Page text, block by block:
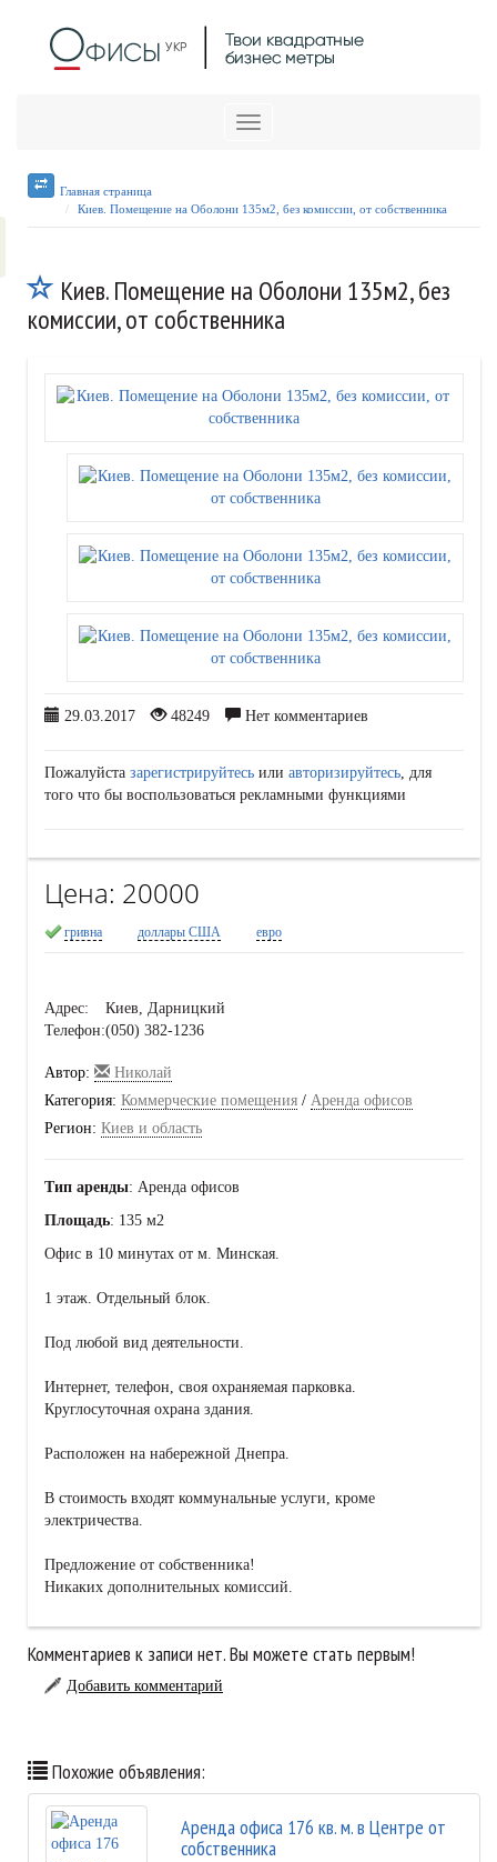
Меню
Главная страница
Киев. Помещение на Оболони 135м2, без комиссии, от собственника
Киев. Помещение на Оболони 135м2, без
комиссии, от собственника
29.03.2017 48249 Нет комментариев
Пожалуйста зарегистрируйтесь или авторизируйтесь, для
того что бы воспользоваться рекламными функциями
Цена: 20000
гривна доллары США евро
Адрес:
Киев, Дарницкий
Телефон:(050) 382-1236
Автор:
Николай
Категория: Коммерческие помещения / Аренда офисов
Регион: Киев и область
Тип аренды: Аренда офисов
Площадь: 135 м2
Офис в 10 минутах от м. Минская.
1 этаж. Отдельный блок.
Под любой вид деятельности.
Интернет, телефон, своя охраняемая парковка.
Круглосуточная охрана здания.
Расположен на набережной Днепра.
В стоимость входят коммунальные услуги, кроме
электричества.
Предложение от собственника!
Никаких дополнительных комиссий.
Комментариев к записи нет. Вы можете стать первым!
Добавить комментарий
Похожие объявления:
Аренда офиса 176 кв. м. в Центре от
собственника